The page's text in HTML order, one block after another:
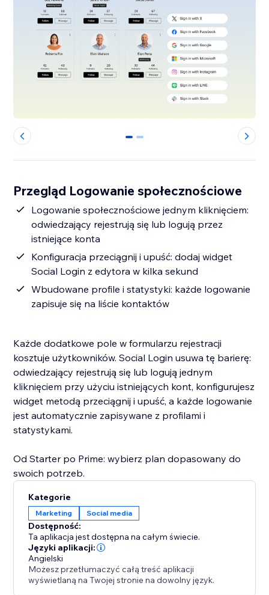
0 1
Przegląd Logowanie społecznościowe
Logowanie społecznościowe jednym kliknięciem:
odwiedzający rejestrują się lub logują przez
istniejące konta
Konfiguracja przeciągnij i upuść: dodaj widget
Social Login z edytora w kilka sekund
Wbudowane profile i statystyki: każde logowanie
zapisuje się na liście kontaktów
Każde dodatkowe pole w formularzu rejestracji
kosztuje użytkowników. Social Login usuwa tę barierę:
odwiedzający rejestrują się lub logują jednym
kliknięciem przy użyciu istniejących kont, konfigurujesz
widget metodą przeciągnij i upuść, a każde logowanie
jest automatycznie zapisywane z profilami i
statystykami.
Od Starter po Prime: wybierz plan dopasowany do
swoich potrzeb.
Kategorie
Marketing Social media
Dostępność:
Ta aplikacja jest dostępna na całym świecie.
Języki aplikacji:
Angielski
Możesz przetłumaczyć całą treść aplikacji
wyświetlaną na Twojej stronie na dowolny język.